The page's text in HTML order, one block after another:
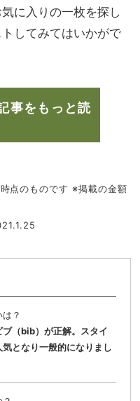
に入りの一枚を探し
してみてはいかがで
事をもっと読
点のものです ※掲載の金額
？
（bib）が正解。スタイ
となり一般的になりまし